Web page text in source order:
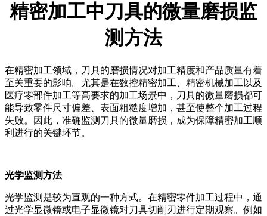
精密加工中刀具的微量磨损监
测方法
在精密加工领域，刀具的磨损情况对加工精度和产品质量有着
至关重要的影响。尤其是在数控精密加工、精密机械加工以及
医疗零部件加工等高要求的加工场景中，刀具的微量磨损都可
能导致零件尺寸偏差、表面粗糙度增加，甚至使整个加工过程
失败。因此，准确监测刀具的微量磨损，成为保障精密加工顺
利进行的关键环节。
光学监测方法
光学监测是较为直观的一种方式。在精密零件加工过程中，通
过光学显微镜或电子显微镜对刀具切削刃进行定期观察。例如